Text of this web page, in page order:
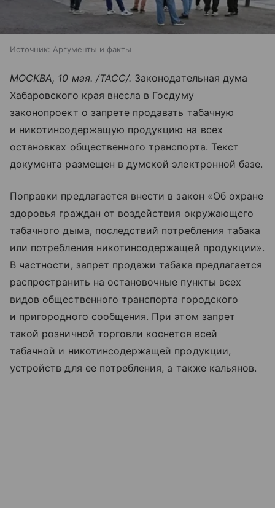
Источник: Аргументы и факты
МОСКВА, 10 мая. /ТАСС/. Законодательная дума
Хабаровского края внесла в Госдуму
законопроект о запрете продавать табачную
и никотинсодержащую продукцию на всех
остановках общественного транспорта. Текст
документа размещен в думской электронной базе.
Поправки предлагается внести в закон «Об охране
здоровья граждан от воздействия окружающего
табачного дыма, последствий потребления табака
или потребления никотинсодержащей продукции».
В частности, запрет продажи табака предлагается
распространить на остановочные пункты всех
видов общественного транспорта городского
и пригородного сообщения. При этом запрет
такой розничной торговли коснется всей
табачной и никотинсодержащей продукции,
устройств для ее потребления, а также кальянов.